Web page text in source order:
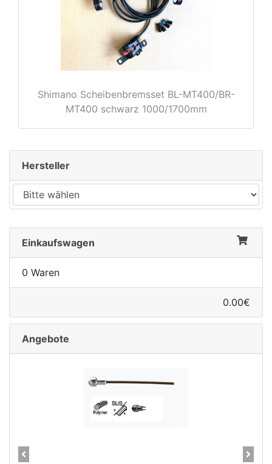
Shimano Scheibenbremsset BL-MT400/BR-
MT400 schwarz 1000/1700mm
Hersteller
Einkaufswagen
0 Waren
0.00€
Angebote
Previous Next